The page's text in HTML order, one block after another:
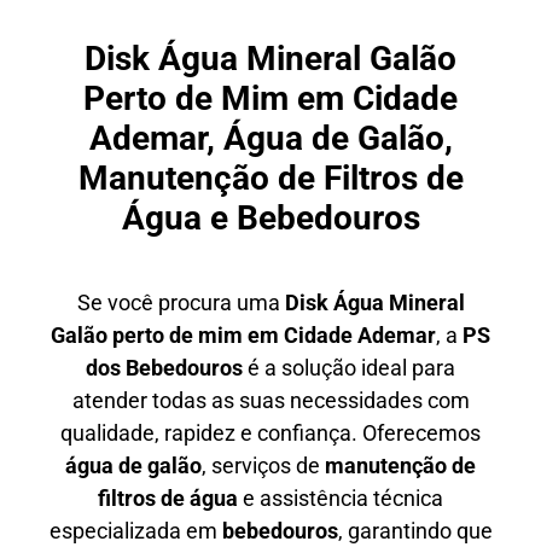
Disk Água Mineral Galão
Perto de Mim em Cidade
Ademar, Água de Galão,
Manutenção de Filtros de
Água e Bebedouros
Se você procura uma Disk Água Mineral
Galão perto de mim em Cidade Ademar, a PS
dos Bebedourosé a solução ideal para
atender todas as suas necessidades com
qualidade, rapidez e confiança. Oferecemos
água de galão, serviços de manutenção de
filtros de água e assistência técnica
especializada em bebedouros, garantindo que